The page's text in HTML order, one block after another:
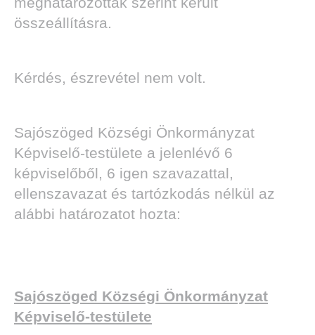
összeállításra.
Kérdés, észrevétel nem volt.
Sajószöged Községi Önkormányzat
Képviselő-testülete a jelenlévő 6
képviselőből, 6 igen szavazattal,
ellenszavazat és tartózkodás nélkül az
alábbi határozatot hozta:
Sajószöged Községi Önkormányzat
Képviselő-testülete